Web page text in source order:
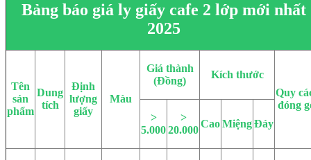
Bảng báo giá ly giấy cafe 2 lớp mới nhất
2025
Tên
sản
phẩm
Dung
tích
Định
lượng
giấy
Màu
Giá thành
(Đồng)
Kích thước
Quy
đóng
>
5.000
>
20.000
CaoMiệngĐáy